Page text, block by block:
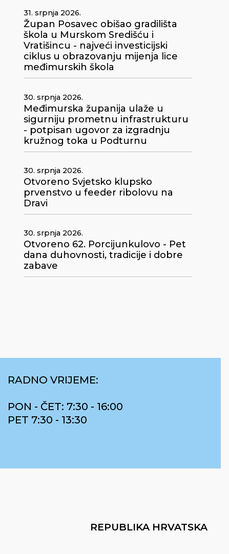
31. srpnja 2026.
Župan Posavec obišao gradilišta
škola u Murskom Središću i
Vratišincu - najveći investicijski
ciklus u obrazovanju mijenja lice
međimurskih škola
30. srpnja 2026.
Međimurska županija ulaže u
sigurniju prometnu infrastrukturu
- potpisan ugovor za izgradnju
kružnog toka u Podturnu
30. srpnja 2026.
Otvoreno Svjetsko klupsko
prvenstvo u feeder ribolovu na
Dravi
30. srpnja 2026.
Otvoreno 62. Porcijunkulovo - Pet
dana duhovnosti, tradicije i dobre
zabave
RADNO VRIJEME:
PON - ČET: 7:30 - 16:00
PET 7:30 - 13:30
REPUBLIKA HRVATSKA